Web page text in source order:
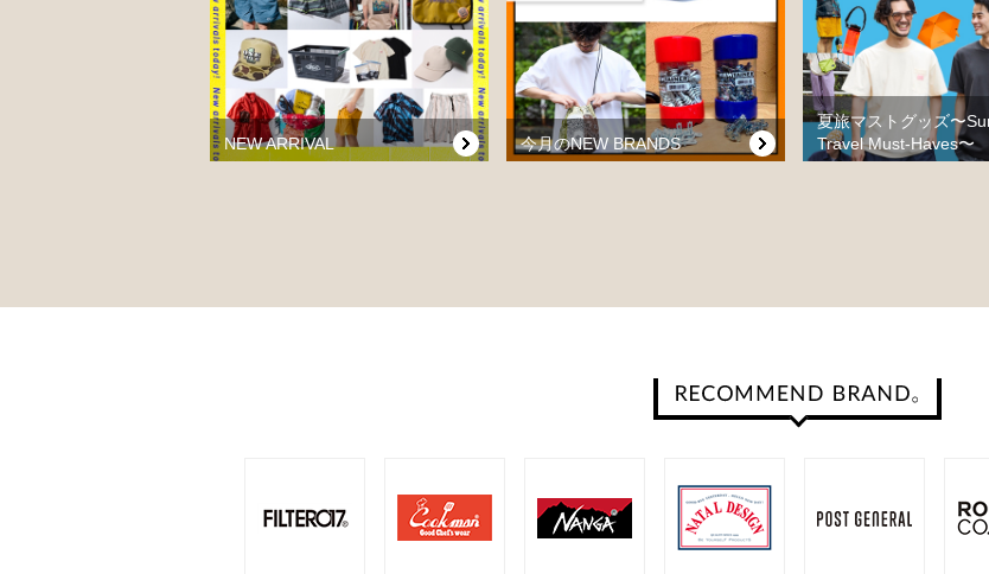
NEW ARRIVAL 今月のNEW BRANDS
夏旅マストグッズ〜
Travel Must-Haves〜